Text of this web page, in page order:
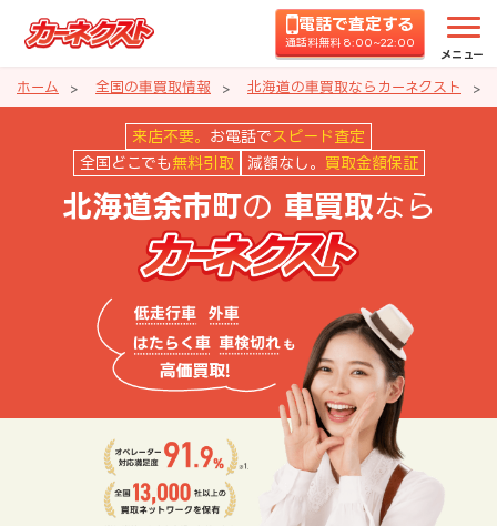
電話で査定する
通話料無料 8:00~22:00
メニュー
ホーム 全国の車買取情報 北海道の車買取ならカーネクスト
北海道余市町の車買取ならカー
来店不要。 お電話で スピード査定
全国どこでも 無料引取 減額なし。 買取金額保証
北海道余市町の 車買取なら